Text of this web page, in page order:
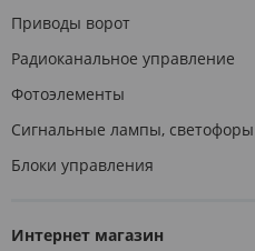
Приводы ворот
Радиоканальное управление
Фотоэлементы
Сигнальные лампы, светофоры
Блоки управления
Интернет магазин